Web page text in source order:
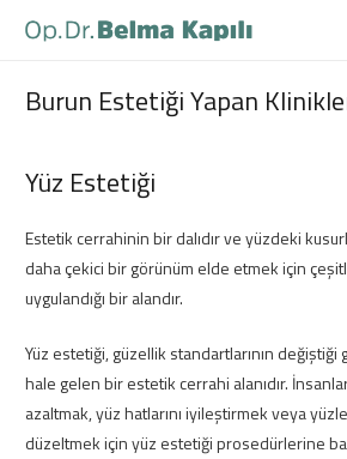
Burun Estetiği Yapan
Yüz Estetiği
Estetik cerrahinin bir dalıdır ve yüzdeki
daha çekici bir görünüm elde etmek için
uygulandığı bir alandır.
Yüz estetiği, güzellik standartlarının
hale gelen bir estetik cerrahi alanıdır.
azaltmak, yüz hatlarını iyileştirmek veya
düzeltmek için yüz estetiği prosedürlerine